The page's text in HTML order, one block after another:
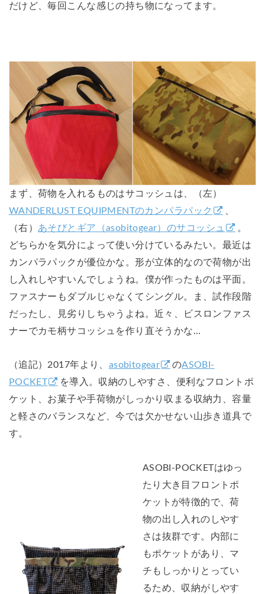
だけど、毎回こんな感じの持ち物になってます。
まず、荷物を入れるものはサコッシュは、（左）
WANDERLUST EQUIPMENTのカンパラパック
（右） あそびとギア（asobitogear）のサコッシュ
。
どちらかを気分によって使い分けているみたい。最近は
カンパラパックが優位かな。形が立体的なので荷物が出
し入れしやすいんでしょうね。僕が作ったものは平面。
ファスナーもダブルじゃなくてシングル。ま、試作段階
だったし、見劣りしちゃうよね。近々、ビスロンファス
ナーでカモ柄サコッシュを作り直そうかな…
（追記）2017年より、 asobitogear のASOBI-
POCKET
を導入。収納のしやすさ、便利なフロントポ
ケット、お菓子や手荷物がしっかり収まる収納力、容量
と軽さのバランスなど、今では欠かせない山歩き道具で
す。
ASOBI-POCKETはゆっ
たり大き目フロントポ
ケットが特徴的で、荷
物の出し入れのしやす
さは抜群です。内部に
もポケットがあり、マ
チもしっかりとってい
るため、収納がしやす